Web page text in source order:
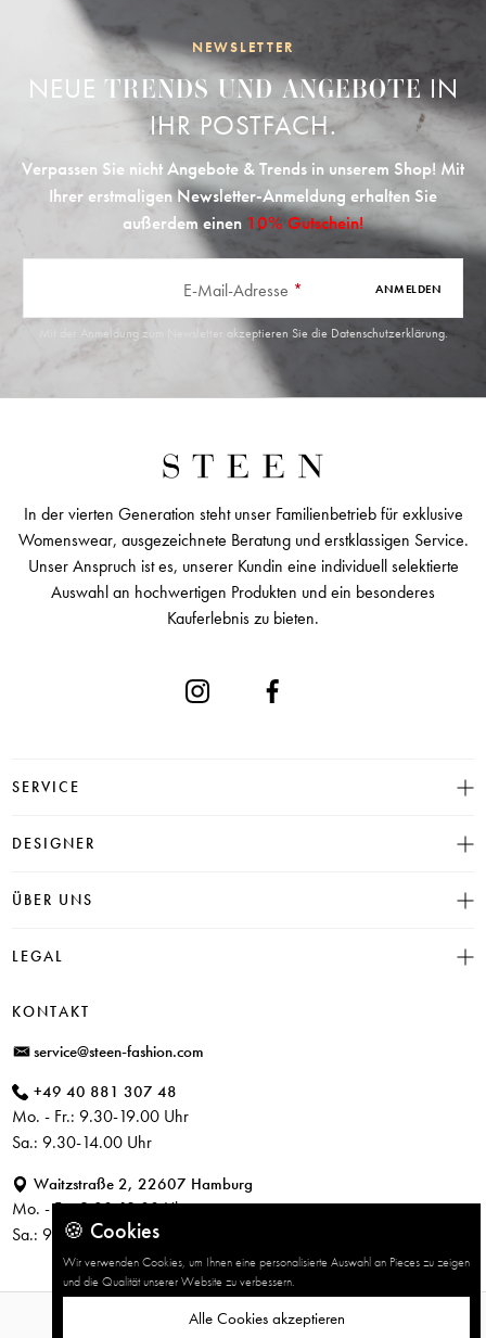
NEWSLETTER
NEUE TRENDS UND ANGEBOTEIN
IHR POSTFACH.
Verpassen Sie nicht Angebote & Trends in unserem Shop! Mit
Ihrer erstmaligen Newsletter-Anmeldung erhalten Sie
außerdem einen 10% Gutschein!
E-Mail-Adresse * ANMELDEN
Mit der Anmeldung zum Newsletter akzeptieren Sie die Datenschutzerklärung.
In der vierten Generation steht unser Familienbetrieb für exklusive
Womenswear, ausgezeichnete Beratung und erstklassigen Service.
Unser Anspruch ist es, unserer Kundin eine individuell selektierte
Auswahl an hochwertigen Produkten und ein besonderes
Kauferlebnis zu bieten.
SERVICE
Größentabelle
Häufige Fragen
Rücksendung
DESIGNER
INSIEME
JUVIA
CANDICE COOPER
+ Mehr Designer
ÜBER UNS
Historie
LEGAL
Impressum
KONTAKT
service@steen-fashion.com
+49 40 881 307 48
Mo. - Fr.: 9.30-19.00 Uhr
Sa.: 9.30-14.00 Uhr
Waitzstraße 2, 22607 Hamburg
Mo. - Fr.: 9.30-19.00 Uhr
Sa.: 9.30-14.00 Uhr
🍪 Cookies
Wir verwenden Cookies, um Ihnen eine personalisierte Auswahl an Pieces zu zeigen
und die Qualität unserer Website zu verbessern.
Alle Cookies akzeptieren